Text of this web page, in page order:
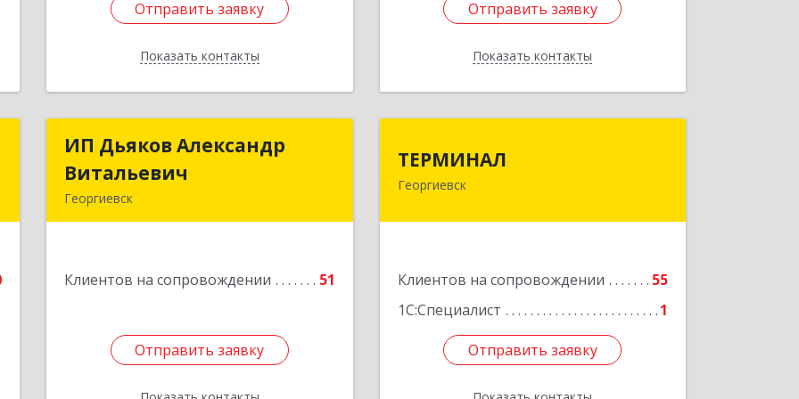
Отправить заявку
Показать контакты
Отправить заявку
Назад
Отправить заявку
Показать контакты
Отправить заявку
Назад
ИП Дьяков Александр
Витальевич
Георгиевск
Клиентов на сопровождении 51
Отправить заявку
ИП Дьяков Александр
Отправить заявку
ТЕРМИНАЛ
Георгиевск
Клиентов на сопровождении
55
1С:Специалист
1
Отправить заявку
357820, Ставропольский край,
Отправить заявку